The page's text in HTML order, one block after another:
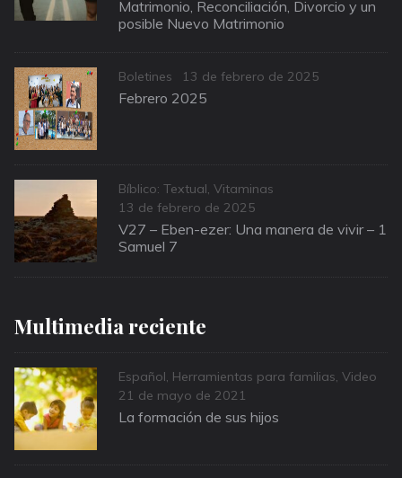
Matrimonio, Reconciliación, Divorcio y un
posible Nuevo Matrimonio
Categories
Boletines
Posted
on
13 de febrero de 2025
Febrero 2025
Categories
Bíblico: Textual, Vitaminas
Posted
on
13 de febrero de 2025
V27 – Eben-ezer: Una manera de vivir – 1
Samuel 7
Multimedia reciente
Categories
Español, Herramientas para familias, Video
Posted
on
21 de mayo de 2021
La formación de sus hijos